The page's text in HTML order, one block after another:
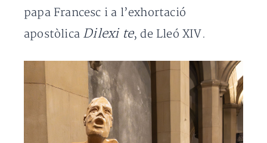
papa Francesc i a l’exhortació
apostòlica Dilexi te, de Lleó XIV.